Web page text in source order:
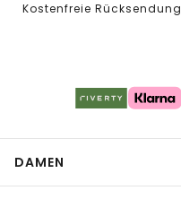
Kostenfreie Rücksendung
DAMEN